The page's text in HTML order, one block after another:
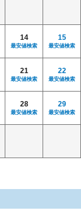
14
最安値検索
15
最安値検索
21
最安値検索
22
最安値検索
28
最安値検索
29
最安値検索